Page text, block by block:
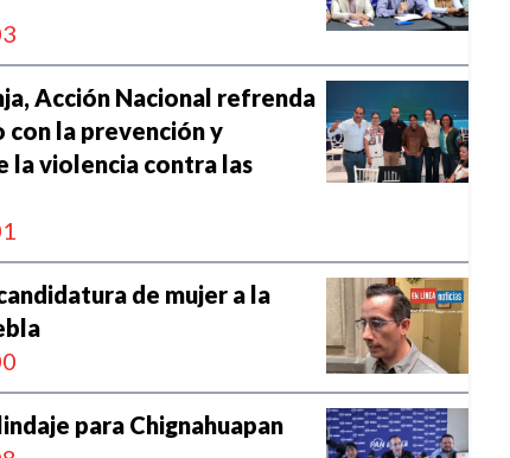
Acción Nacional refrenda
con la prevención y
la violencia contra las
de mujer a la
para Chignahuapan